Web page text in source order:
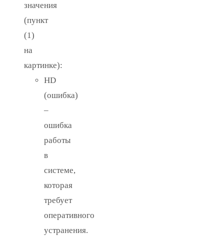
значения
(пункт
(1)
на
картинке):
HD
(ошибка)
–
ошибка
работы
в
системе,
которая
требует
оперативного
устранения.